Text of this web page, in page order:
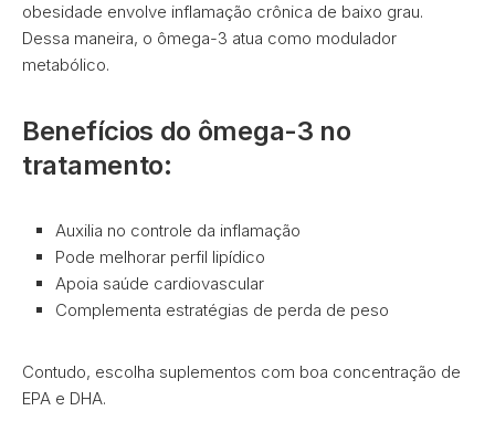
obesidade envolve inflamação crônica de baixo grau.
Dessa maneira, o ômega-3 atua como modulador
metabólico.
Benefícios do ômega-3 no
tratamento:
Auxilia no controle da inflamação
Pode melhorar perfil lipídico
Apoia saúde cardiovascular
Complementa estratégias de perda de peso
Contudo, escolha suplementos com boa concentração de
EPA e DHA.